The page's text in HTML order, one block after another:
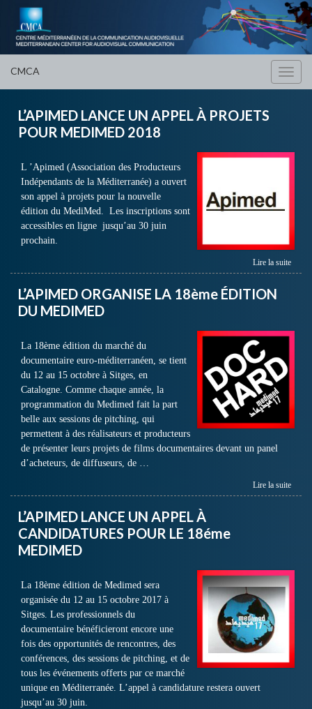
CMCA
L’APIMED LANCE UN APPEL À PROJETS
POUR MEDIMED 2018
L ’Apimed (Association des Producteurs
Indépendants de la Méditerranée) a ouvert
son appel à projets pour la nouvelle
édition du MediMed. Les inscriptions sont
accessibles en ligne jusqu’au 30 juin
prochain.
Lire la suite
L’APIMED ORGANISE LA 18ème ÉDITION
DU MEDIMED
La 18ème édition du marché du
documentaire euro-méditerranéen, se tient
du 12 au 15 octobre à Sitges, en
Catalogne. Comme chaque année, la
programmation du Medimed fait la part
belle aux sessions de pitching, qui
permettent à des réalisateurs et producteurs
de présenter leurs projets de films documentaires devant un panel
d’acheteurs, de diffuseurs, de …
Lire la suite
L’APIMED LANCE UN APPEL À
CANDIDATURES POUR LE 18éme
MEDIMED
La 18ème édition de Medimed sera
organisée du 12 au 15 octobre 2017 à
Sitges. Les professionnels du
documentaire bénéficieront encore une
fois des opportunités de rencontres, des
conférences, des sessions de pitching, et de
tous les événements offerts par ce marché
unique en Méditerranée. L’appel à candidature restera ouvert
jusqu’au 30 juin.